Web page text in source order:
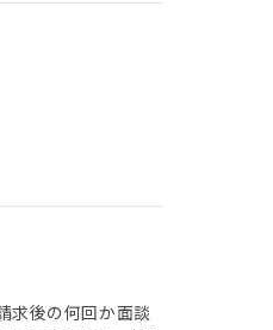
求後の何回か面談